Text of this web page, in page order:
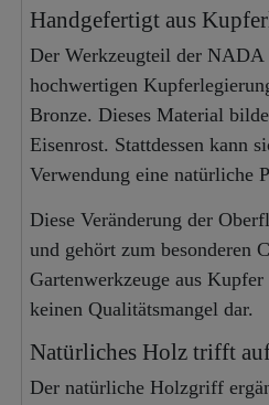
Handgefertigt aus
Der Werkzeugteil der NADA
hochwertigen
Bronze. Dieses Material
Eisenrost. Stattdessen kann
Verwendung eine natürliche
Diese Veränderung der
und gehört zum besonderen
Gartenwerkzeuge aus
keinen Qualitätsmangel dar.
Natürliches Holz trifft
Der natürliche Holzgriff